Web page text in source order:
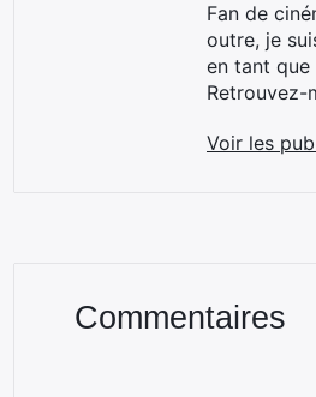
Fan de
outre, je
en tant que
Retrouvez-
Voir les
Commentaires